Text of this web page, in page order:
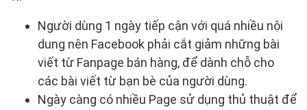
Người dùng 1 ngày tiếp cận với quá nhiều nội
dung nên Facebook phải cắt giảm những bài
viết từ Fanpage bán hàng, để dành chỗ cho
các bài viết từ bạn bè của người dùng.
Ngày càng có nhiều Page sử dụng thủ thuật để